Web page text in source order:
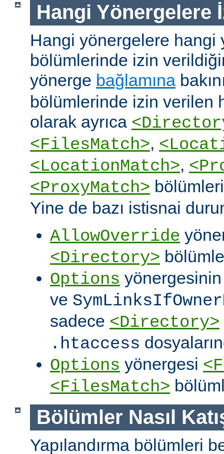
Hangi Yönergelere
Hangi yönergelere hangi
bölümlerinde izin
yönerge bağlamına
bölümlerinde izin verilen
olarak ayrıca
<FilesMatch>,
<LocationMatch>,
<ProxyMatch>
Yine de bazı istisnai
AllowOverride
<Directory>
Options
ve
sadece <Directory>
.htaccess
Options yönergesi
<FilesMatch>
Bölümler Nasıl
Yapılandırma bölümleri